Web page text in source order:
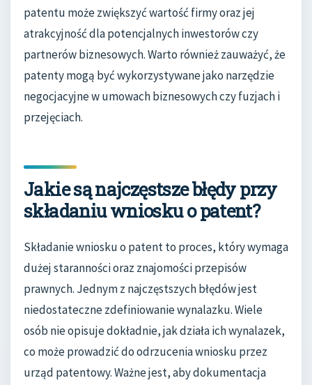
patentu może zwiększyć wartość firmy oraz jej
atrakcyjność dla potencjalnych inwestorów czy
partnerów biznesowych. Warto również zauważyć, że
patenty mogą być wykorzystywane jako narzędzie
negocjacyjne w umowach biznesowych czy fuzjach i
przejęciach.
Jakie są najczęstsze błędy przy
składaniu wniosku o patent?
Składanie wniosku o patent to proces, który wymaga
dużej staranności oraz znajomości przepisów
prawnych. Jednym z najczęstszych błędów jest
niedostateczne zdefiniowanie wynalazku. Wiele
osób nie opisuje dokładnie, jak działa ich wynalazek,
co może prowadzić do odrzucenia wniosku przez
urząd patentowy. Ważne jest, aby dokumentacja